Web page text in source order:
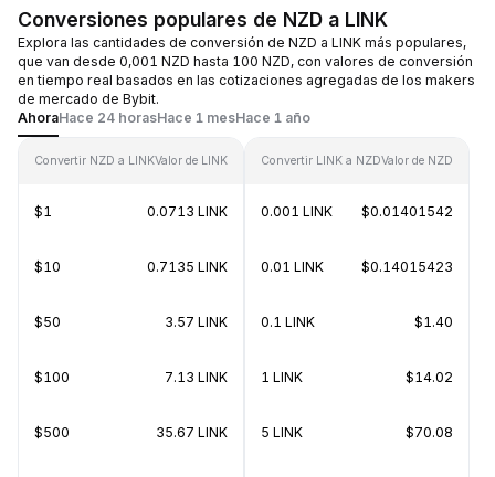
Conversiones populares de NZD a LINK
Explora las cantidades de conversión de NZD a LINK más populares,
que van desde 0,001 NZD hasta 100 NZD, con valores de conversión
en tiempo real basados en las cotizaciones agregadas de los makers
de mercado de Bybit.
AhoraHace 24 horasHace 1 mesHace 1 año
Convertir NZD a LINKValor de LINK
$1 0.0713 LINK
$10 0.7135 LINK
$50 3.57 LINK
$100 7.13 LINK
$500 35.67 LINK
Convertir LINK a NZDValor de NZD
0.001 LINK $0.01401542
0.01 LINK $0.14015423
0.1 LINK $1.40
1 LINK $14.02
5 LINK $70.08